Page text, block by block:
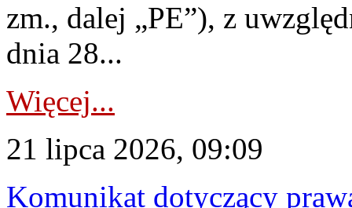
zm., dalej „PE”), z
dnia 28...
Więcej...
21 lipca 2026, 09:09
Komunikat dotyczący